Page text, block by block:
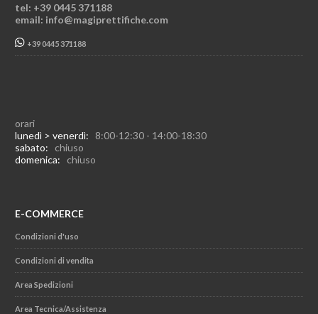
tel: +39 0445 371188
email: info@magiprettifiche.com
+39 0445 371188
orari
lunedì > venerdì: 8:00-12:30 - 14:00-18:30
sabato: chiuso
domenica: chiuso
E-COMMERCE
Condizioni d'uso
Condizioni di vendita
Area Spedizioni
Area Tecnica/Assistenza